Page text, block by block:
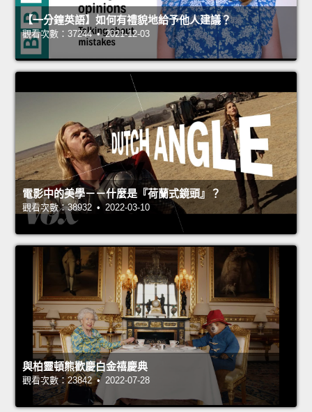
【一分鐘英語】如何有禮貌地給予他人建議？
觀看次數：37244 • 2021-12-03
電影中的美學－－什麼是『荷蘭式鏡頭』？
觀看次數：38932 • 2022-03-10
與柏靈頓熊歡慶白金禧慶典
觀看次數：23842 • 2022-07-28